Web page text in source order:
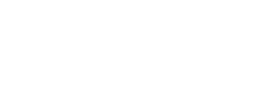
- 629 Stone - Beauty
- Toys
cm - Baby and Children